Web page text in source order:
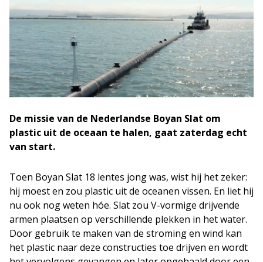
De missie van de Nederlandse Boyan Slat om
plastic uit de oceaan te halen, gaat zaterdag echt
van start.
Toen Boyan Slat 18 lentes jong was, wist hij het zeker:
hij moest en zou plastic uit de oceanen vissen. En liet hij
nu ook nog weten hóe. Slat zou V-vormige drijvende
armen plaatsen op verschillende plekken in het water.
Door gebruik te maken van de stroming en wind kan
het plastic naar deze constructies toe drijven en wordt